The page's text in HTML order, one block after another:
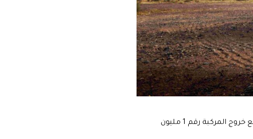
احتفلت إم جي موتور MG Motor بحدث هام ضمن مسيرتها المتميّزة، وذلك مع خروج المركبة رقم 1 مليون